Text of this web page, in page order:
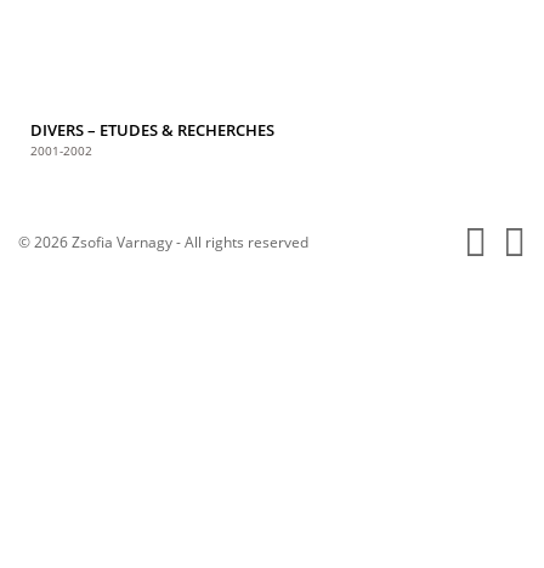
DIVERS – ETUDES & RECHERCHES
2001-2002
© 2026 Zsofia Varnagy - All rights reserved